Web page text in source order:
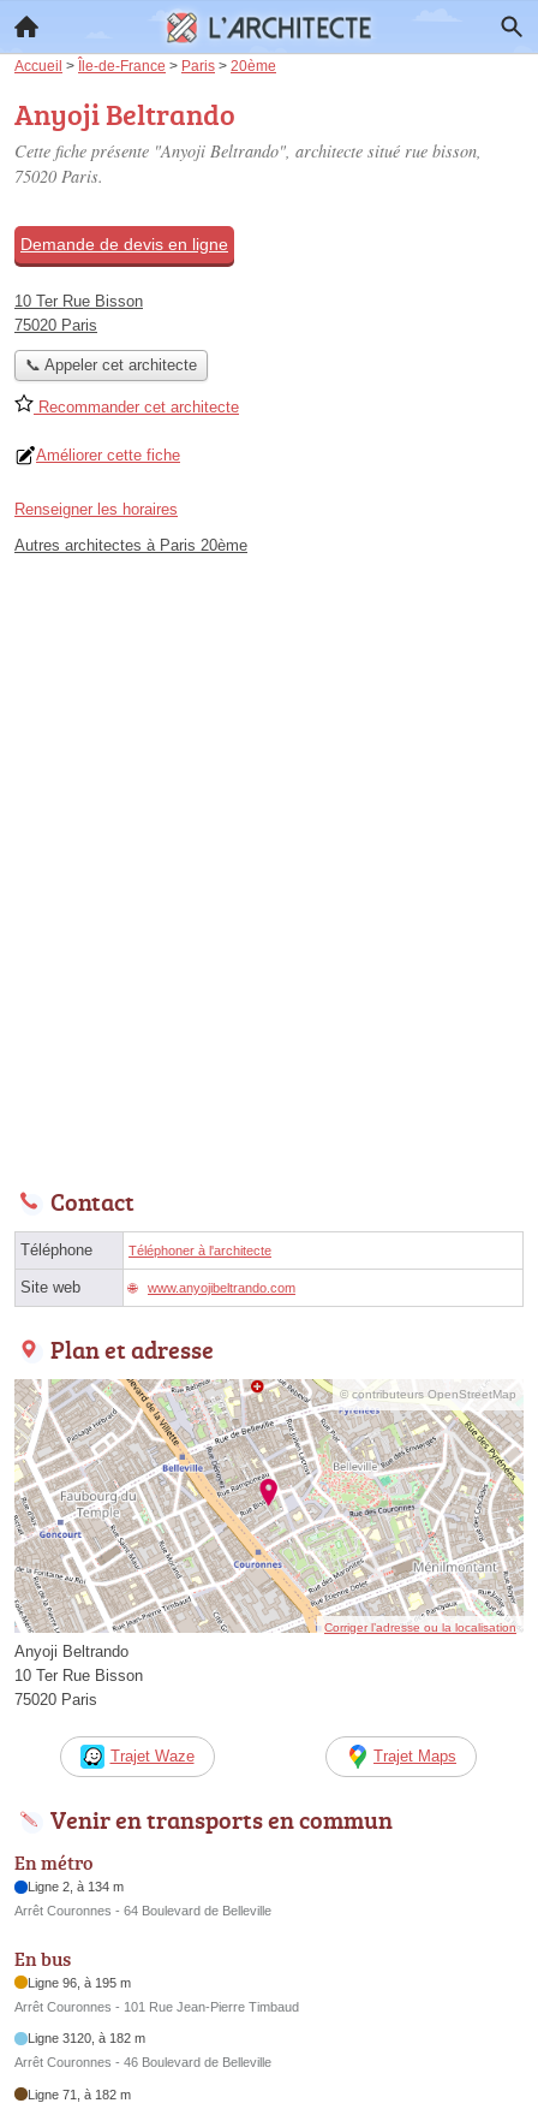
Accueil > Île-de-France > Paris > 20ème
Anyoji Beltrando
Cette fiche présente "Anyoji Beltrando", architecte situé rue bisson,
75020 Paris.
Demande de devis en ligne
10 Ter Rue Bisson
75020 Paris
📞 Appeler cet architecte
Recommander cet architecte
Améliorer cette fiche
Renseigner les horaires
Autres architectes à Paris 20ème
Contact
Téléphone Téléphoner à l'architecte
Site web www.anyojibeltrando.com
Plan et adresse
© contributeurs OpenStreetMap
Corriger l’adresse ou la localisation
Anyoji Beltrando
10 Ter Rue Bisson
75020 Paris
Trajet Waze Trajet Maps
Venir en transports en commun
En métro
Ligne 2, à 134 m
Arrêt Couronnes - 64 Boulevard de Belleville
En bus
Ligne 96, à 195 m
Arrêt Couronnes - 101 Rue Jean-Pierre Timbaud
Ligne 3120, à 182 m
Arrêt Couronnes - 46 Boulevard de Belleville
Ligne 71, à 182 m